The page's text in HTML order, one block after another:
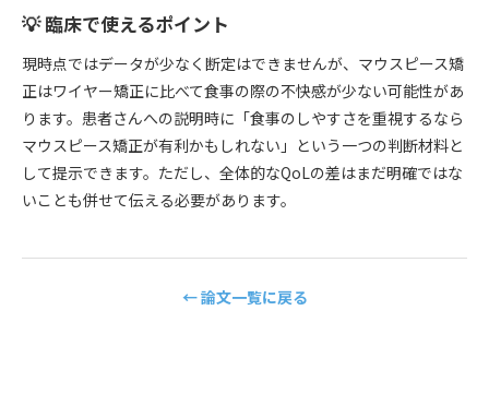
💡 臨床で使えるポイント
現時点ではデータが少なく断定はできませんが、マウスピース矯
正はワイヤー矯正に比べて食事の際の不快感が少ない可能性があ
ります。患者さんへの説明時に「食事のしやすさを重視するなら
マウスピース矯正が有利かもしれない」という一つの判断材料と
して提示できます。ただし、全体的なQoLの差はまだ明確ではな
いことも併せて伝える必要があります。
← 論文一覧に戻る